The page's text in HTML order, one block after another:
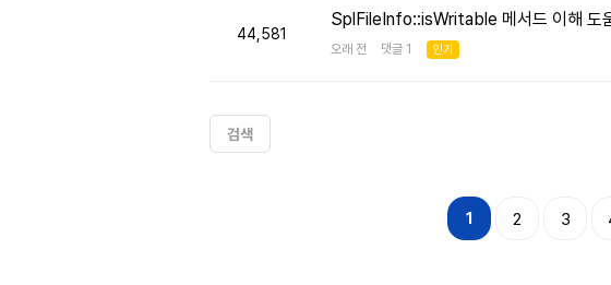
44,581
SplFileInfo::isWritable 메서드 이해 도
오래 전 댓글 1 인기
검색
1 2 3
맨끝